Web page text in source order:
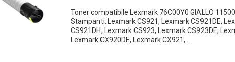
Toner compatibile Lexmark 76C00Y0 GIALLO
Stampanti: Lexmark CS921, Lexmark CS921DE,
CS921DH, Lexmark CS923, Lexmark CS923DE,
Lexmark CX920DE, Lexmark CX921,…